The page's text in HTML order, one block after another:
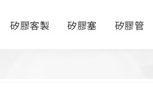
矽膠客製 矽膠塞 矽膠管